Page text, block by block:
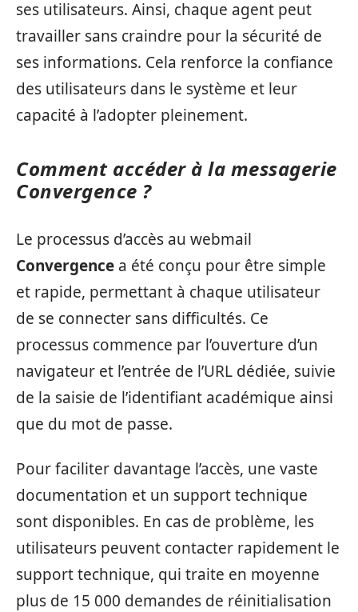
ses utilisateurs. Ainsi, chaque agent peut
travailler sans craindre pour la sécurité de
ses informations. Cela renforce la confiance
des utilisateurs dans le système et leur
capacité à l’adopter pleinement.
Comment accéder à la messagerie
Convergence ?
Le processus d’accès au webmail
Convergence a été conçu pour être simple
et rapide, permettant à chaque utilisateur
de se connecter sans difficultés. Ce
processus commence par l’ouverture d’un
navigateur et l’entrée de l’URL dédiée, suivie
de la saisie de l’identifiant académique ainsi
que du mot de passe.
Pour faciliter davantage l’accès, une vaste
documentation et un support technique
sont disponibles. En cas de problème, les
utilisateurs peuvent contacter rapidement le
support technique, qui traite en moyenne
plus de 15 000 demandes de réinitialisation